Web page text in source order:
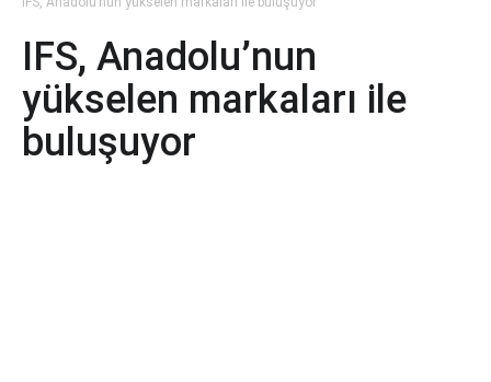
IFS, Anadolu’nun
yükselen markaları ile
buluşuyor